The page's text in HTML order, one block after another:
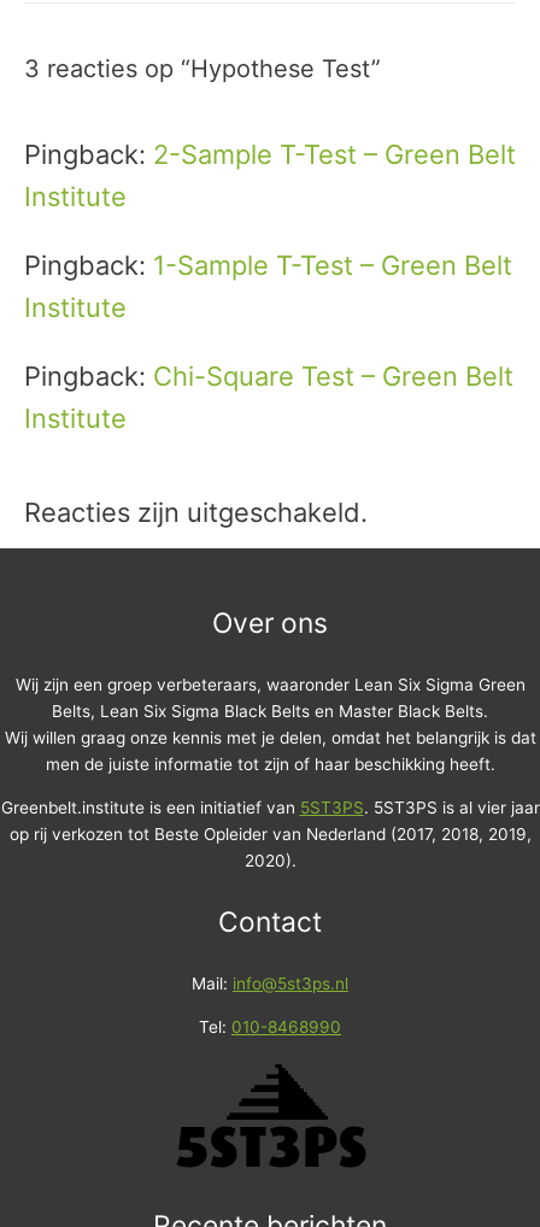
3 reacties op “Hypothese Test”
Pingback: 2-Sample T-Test – Green Belt
Institute
Pingback: 1-Sample T-Test – Green Belt
Institute
Pingback: Chi-Square Test – Green Belt
Institute
Reacties zijn uitgeschakeld.
Over ons
Wij zijn een groep verbeteraars, waaronder Lean Six Sigma Green
Belts, Lean Six Sigma Black Belts en Master Black Belts.
Wij willen graag onze kennis met je delen, omdat het belangrijk is dat
men de juiste informatie tot zijn of haar beschikking heeft.
Greenbelt.institute is een initiatief van 5ST3PS. 5ST3PS is al vier jaar
op rij verkozen tot Beste Opleider van Nederland (2017, 2018, 2019,
2020).
Contact
Mail: info@5st3ps.nl
Tel: 010-8468990